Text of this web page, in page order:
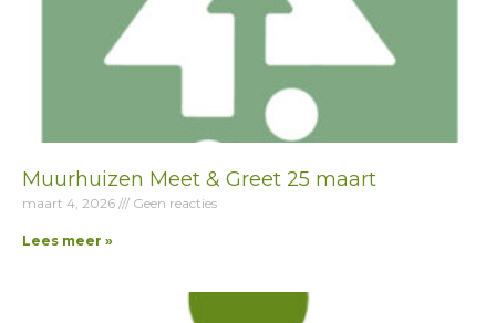
Muurhuizen Meet & Greet 25 maart
maart 4, 2026 Geen reacties
Lees meer »